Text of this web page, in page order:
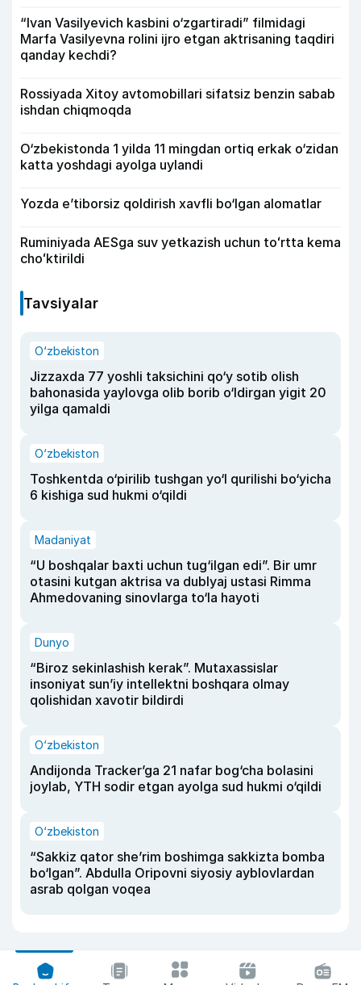
“Ivan Vasilyevich kasbini o‘zgartiradi” filmidagi
Marfa Vasilyevna rolini ijro etgan aktrisaning taqdiri
qanday kechdi?
Rossiyada Xitoy avtomobillari sifatsiz benzin sabab
ishdan chiqmoqda
O‘zbekistonda 1 yilda 11 mingdan ortiq erkak o‘zidan
katta yoshdagi ayolga uylandi
Yozda e’tiborsiz qoldirish xavfli bo‘lgan alomatlar
Ruminiyada AESga suv yetkazish uchun toʻrtta kema
choʻktirildi
Tavsiyalar
O‘zbekiston
Jizzaxda 77 yoshli taksichini qo‘y sotib olish
bahonasida yaylovga olib borib o‘ldirgan yigit 20
yilga qamaldi
O‘zbekiston
Toshkentda o‘pirilib tushgan yo‘l qurilishi bo‘yicha
6 kishiga sud hukmi o‘qildi
Madaniyat
“U boshqalar baxti uchun tug‘ilgan edi”. Bir umr
otasini kutgan aktrisa va dublyaj ustasi Rimma
Ahmedovaning sinovlarga to‘la hayoti
Dunyo
“Biroz sekinlashish kerak”. Mutaxassislar
insoniyat sun’iy intellektni boshqara olmay
qolishidan xavotir bildirdi
O‘zbekiston
Andijonda Tracker’ga 21 nafar bog‘cha bolasini
joylab, YTH sodir etgan ayolga sud hukmi o‘qildi
O‘zbekiston
“Sakkiz qator she’rim boshimga sakkizta bomba
bo‘lgan”. Abdulla Oripovni siyosiy ayblovlardan
asrab qolgan voqea